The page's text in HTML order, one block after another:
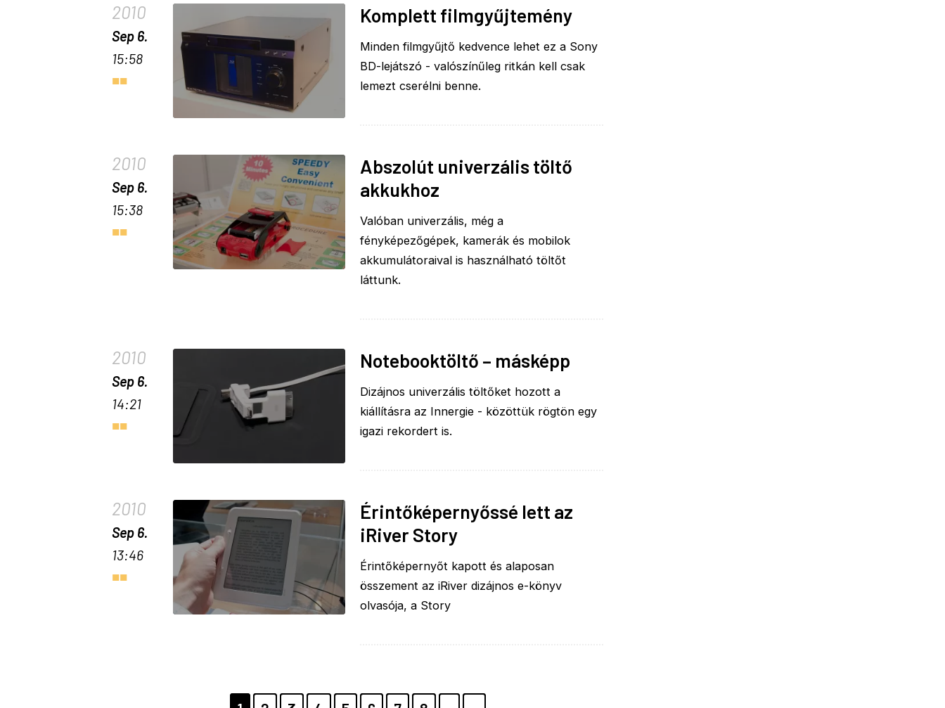
2010
Sep 6.
15:58
Komplett filmgyűjtemény
Minden filmgyűjtő kedvence lehet ez a Sony
BD-lejátszó - valószínűleg ritkán kell csak
lemezt cserélni benne.
2010
Sep 6.
15:38
Abszolút univerzális töltő
akkukhoz
Valóban univerzális, még a
fényképezőgépek, kamerák és mobilok
akkumulátoraival is használható töltőt
láttunk.
2010
Sep 6.
14:21
Notebooktöltő – másképp
Dizájnos univerzális töltőket hozott a
kiállításra az Innergie - közöttük rögtön egy
igazi rekordert is.
2010
Sep 6.
13:46
Érintőképernyőssé lett az
iRiver Story
Érintőképernyőt kapott és alaposan
összement az iRiver dizájnos e-könyv
olvasója, a Story